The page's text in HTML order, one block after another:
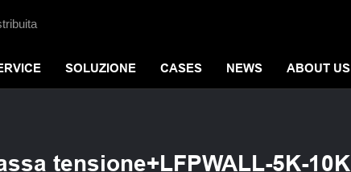
SOLUZIONE CASES NEWS ABOUT US
tensione+LFPWALL-5K-10K